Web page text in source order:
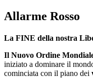
Allarme Rosso
La FINE della nostra
Il Nuovo Ordine
iniziato a dominare il
cominciata con il piano dei